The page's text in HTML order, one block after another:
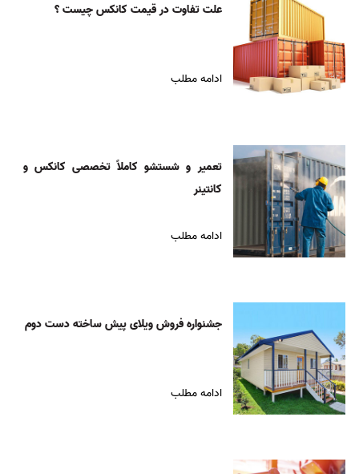
علت تفاوت در قیمت کانکس چیست ؟
ادامه مطلب
تعمیر و شستشو کاملاً تخصصی کانکس و
کانتینر
ادامه مطلب
جشنواره فروش ویلای پیش ساخته دست دوم
ادامه مطلب